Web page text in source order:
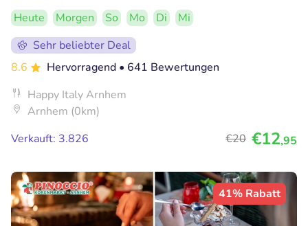
Heute Morgen So Mo Di
Mi
Sehr beliebter Deal
8.6
Hervorragend • 641 Bewertungen
Happy Italy Arnhem
Arnhem (0km)
Verkauft: 3.826
€20 €12,95
41% Rabatt